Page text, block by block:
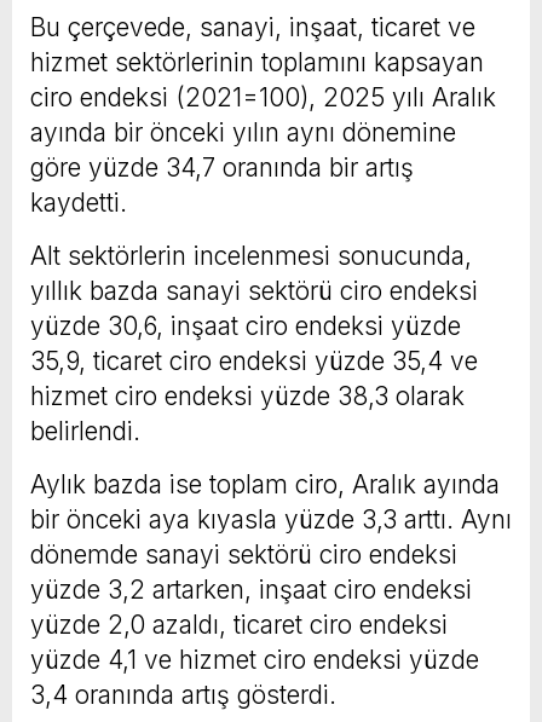
Bu çerçevede, sanayi, inşaat, ticaret ve
hizmet sektörlerinin toplamını kapsayan
ciro endeksi (2021=100), 2025 yılı Aralık
ayında bir önceki yılın aynı dönemine
göre yüzde 34,7 oranında bir artış
kaydetti.
Alt sektörlerin incelenmesi sonucunda,
yıllık bazda sanayi sektörü ciro endeksi
yüzde 30,6, inşaat ciro endeksi yüzde
35,9, ticaret ciro endeksi yüzde 35,4 ve
hizmet ciro endeksi yüzde 38,3 olarak
belirlendi.
Aylık bazda ise toplam ciro, Aralık ayında
bir önceki aya kıyasla yüzde 3,3 arttı. Aynı
dönemde sanayi sektörü ciro endeksi
yüzde 3,2 artarken, inşaat ciro endeksi
yüzde 2,0 azaldı, ticaret ciro endeksi
yüzde 4,1 ve hizmet ciro endeksi yüzde
3,4 oranında artış gösterdi.